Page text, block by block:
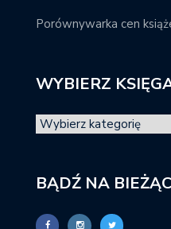
Porównywarka cen
WYBIERZ
BĄDŹ NA